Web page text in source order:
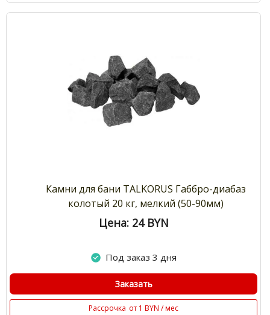
Камни для бани TALKORUS Габбро-диабаз
колотый 20 кг, мелкий (50-90мм)
Цена: 24 BYN
Под заказ 3 дня
Заказать
Рассрочка от 1 BYN / мес